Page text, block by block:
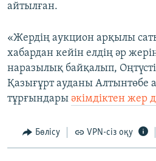
айтылған.
«Жердің аукцион арқылы
хабардан кейін елдің әр
наразылық байқалып,
Қазығұрт ауданы Алтынтөбе
тұрғындары әкімдіктен жер
Бөлісу VPN-сіз оқу